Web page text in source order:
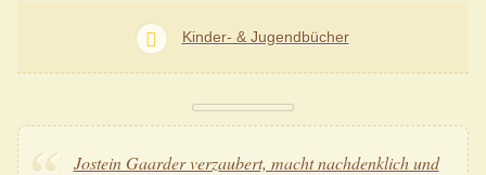
Kinder- & Jugendbücher
Jostein Gaarder verzaubert, macht nachdenklich und